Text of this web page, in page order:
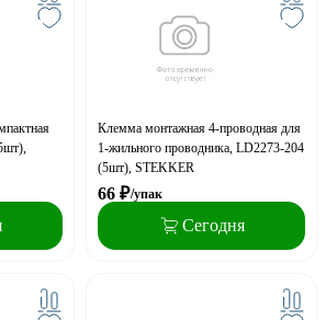
Клемма монтажная 4-проводная для
1-жильного проводника, LD2273-204
(5шт), STEKKER
66 ₽/упак
Сегодня